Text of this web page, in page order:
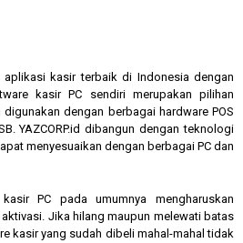
aplikasi kasir terbaik di Indonesia dengan
kasir PC sendiri merupakan pilihan
dengan berbagai hardware POS
YAZCORP.id dibangun dengan teknologi
menyesuaikan dengan berbagai PC dan
PC pada umumnya mengharuskan
Jika hilang maupun melewati batas
kasir yang sudah dibeli mahal-mahal tidak